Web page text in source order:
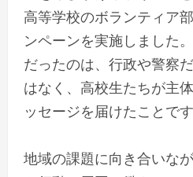
高等学校のボランティア
ンペーンを実施しました
だったのは、行政や警察
はなく、高校生たちが主
ッセージを届けたことです
地域の課題に向き合いな